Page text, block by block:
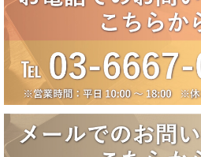
2025年夏季休業のお知らせ（8月10日～
誠に勝手ながら、弊社では下記の期間
す。
【夏季休業期間】
2025年8月10日（日）～2025年8月18日
休業期間中にいただいたお問い合わせ等
（火）より順次対応させていただきます
2025/6/17
大田区田園調布5丁目戸建成約になりま
2025/6/17
八潮市南川崎戸建成約になりました。